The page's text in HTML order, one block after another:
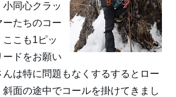
小同心クラッ
ーたちのコー
こも1ピッ
ドをお願い
んは特に問題もなくするするとロー
面の途中でコールを掛けてきまし